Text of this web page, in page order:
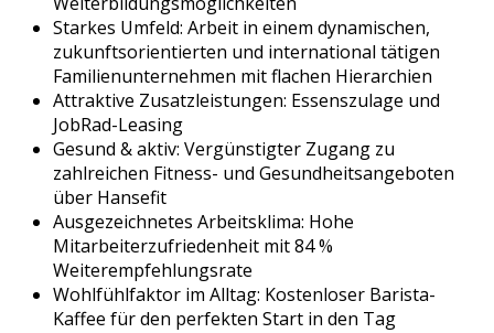
Starkes Umfeld: Arbeit in einem dynamischen,
zukunftsorientierten und international tätigen
Familienunternehmen mit flachen Hierarchien
Attraktive Zusatzleistungen: Essenszulage und
JobRad-Leasing
Gesund & aktiv: Vergünstigter Zugang zu
zahlreichen Fitness- und Gesundheitsangeboten
über Hansefit
Ausgezeichnetes Arbeitsklima: Hohe
Mitarbeiterzufriedenheit mit 84 %
Weiterempfehlungsrate
Wohlfühlfaktor im Alltag: Kostenloser Barista-
Kaffee für den perfekten Start in den Tag